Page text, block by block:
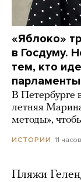
«Яблоко»
в Госдуму.
тем, кто
парламенты
В Петербурге
летняя
методы»,
ИСТОРИИ 11
Пляжи